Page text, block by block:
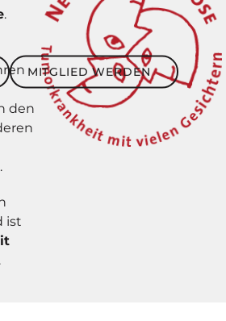
.
den
ist
Mitglied werden
MITGLIED WERDEN